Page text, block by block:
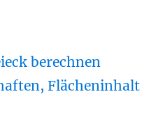
berechnen
Flächeninhalt